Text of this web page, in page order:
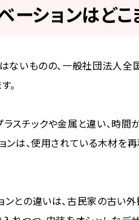
ションはどこ
ないものの、一般社団法人
。
スチックや金属と違い、時
ンは、使用されている木材を
ンとの違いは、古民家の古い